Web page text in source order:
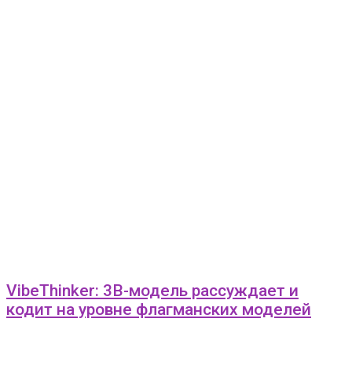
VibeThinker: 3B-модель рассуждает и
кодит на уровне флагманских моделей